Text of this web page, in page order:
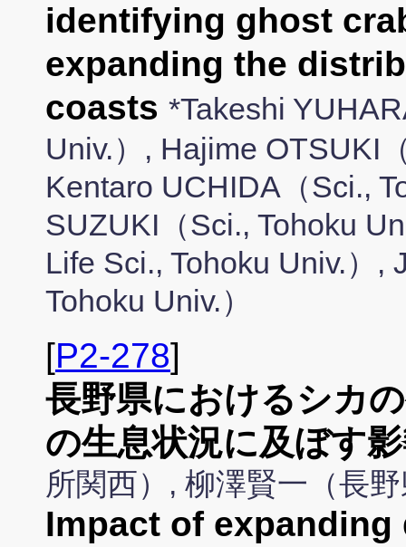
identifying ghost
expanding the
coasts *Takeshi
Univ.）, Hajime OTSUKI
Kentaro UCHIDA（Sci.,
SUZUKI（Sci., Tohoku
Life Sci., Tohoku Univ.）,
Tohoku Univ.）
[P2-278]
長野県におけるシカ
の生息状況に及ぼす
所関西）, 柳澤賢一（長
Impact of